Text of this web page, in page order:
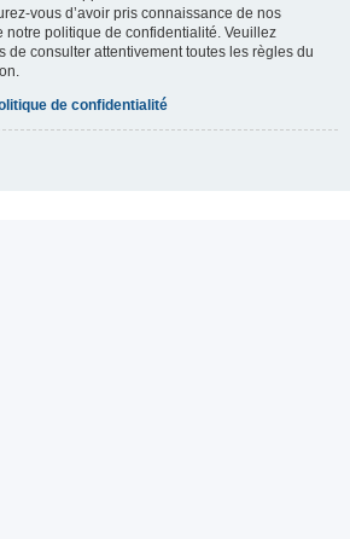
vous d’avoir pris connaissance de nos
notre politique de confidentialité. Veuillez
de consulter attentivement toutes les règles du
de confidentialité